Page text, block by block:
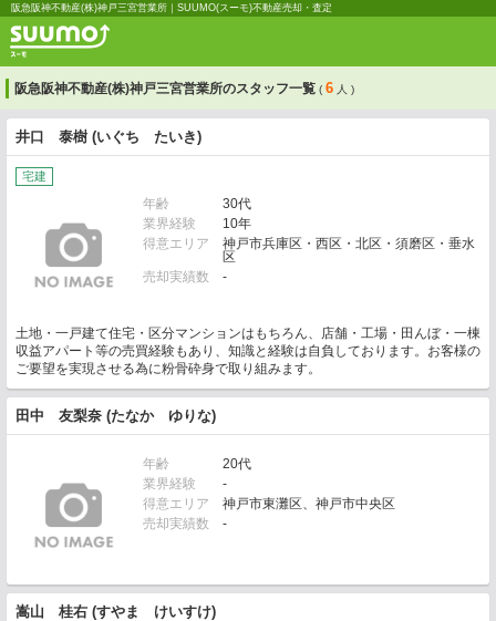
阪急阪神不動産(株)神戸三宮営業所｜SUUMO(スーモ)不動産売却・査定
阪急阪神不動産(株)神戸三宮営業所のスタッフ一覧 ( 6 人 )
井口 泰樹 (いぐち たいき)
宅建
年齢
30代
業界経験
10年
得意エリア
神戸市兵庫区・西区・北区・須磨区・垂水
区
売却実績数
-
土地・一戸建て住宅・区分マンションはもちろん、店舗・工場・田んぼ・一棟
収益アパート等の売買経験もあり、知識と経験は自負しております。お客様の
ご要望を実現させる為に粉骨砕身で取り組みます。
田中 友梨奈 (たなか ゆりな)
年齢
20代
業界経験
-
得意エリア
神戸市東灘区、神戸市中央区
売却実績数
-
嵩山 桂右 (すやま けいすけ)